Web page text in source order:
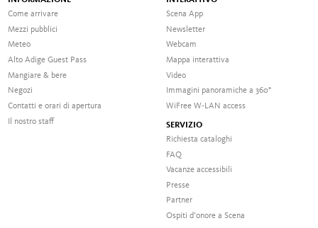
Come arrivare
Mezzi pubblici
Meteo
Alto Adige Guest Pass
Mangiare & bere
Negozi
Contatti e orari di apertura
Il nostro staff
Scena App
Newsletter
Webcam
Mappa interattiva
Video
Immagini panoramiche a 360°
WiFree W-LAN access
SERVIZIO
Richiesta cataloghi
FAQ
Vacanze accessibili
Presse
Partner
Ospiti d’onore a Scena